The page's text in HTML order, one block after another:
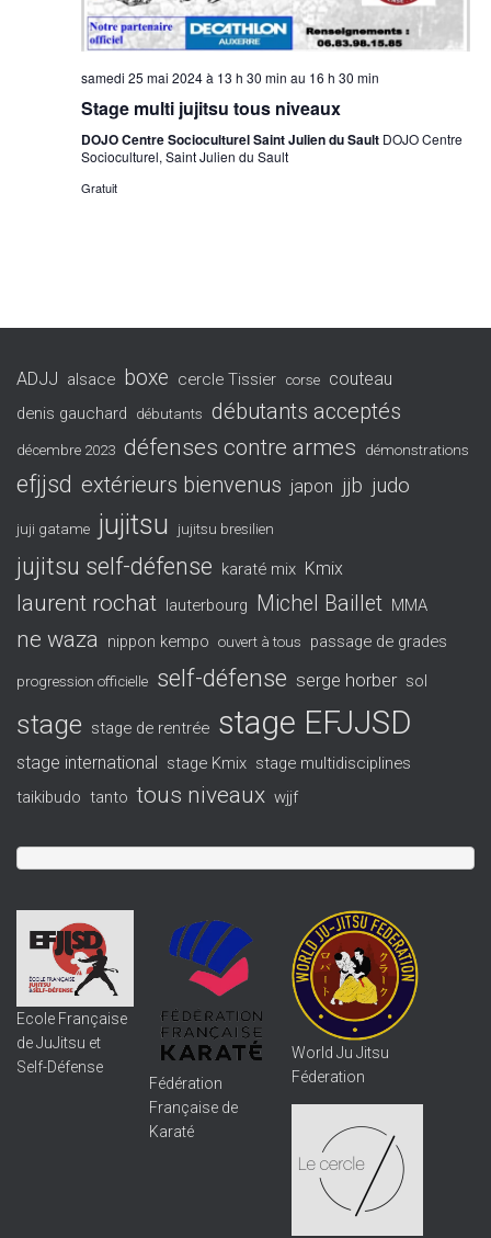
samedi 25 mai 2024 à 13 h 30 min au 16 h 30 min
Stage multi jujitsu tous niveaux
DOJO Centre Socioculturel Saint Julien du Sault DOJO Centre
Socioculturel, Saint Julien du Sault
Gratuit
ADJJ alsace boxe cercle Tissier corse couteau
denis gauchard débutants débutants acceptés
décembre 2023 défenses contre armes démonstrations
efjjsd extérieurs bienvenus japon jjb judo
juji gatame jujitsu jujitsu bresilien
jujitsu self-défense karaté mix Kmix
laurent rochat lauterbourg Michel Baillet MMA
ne waza nippon kempo ouvert à tous passage de grades
progression officielle self-défense serge horber sol
stage stage de rentrée stage EFJJSD
stage international stage Kmix stage multidisciplines
taikibudo tanto tous niveaux wjjf
Ecole Française
de JuJitsu et
Self-Défense
Fédération
Française de
Karaté
World Ju Jitsu
Féderation